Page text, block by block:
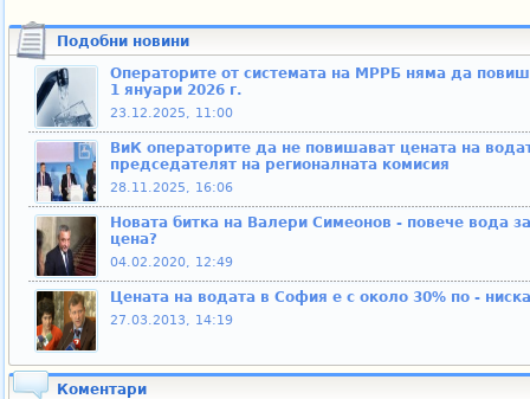
Подобни новини
Операторите от системата на МРРБ няма да
1 януари 2026 г.
23.12.2025, 11:00
ВиК операторите да не повишават цената на
председателят на регионалната комисия
28.11.2025, 16:06
Новата битка на Валери Симеонов - повече вода
цена?
04.02.2020, 12:49
Цената на водата в София е с около 30% по -
27.03.2013, 14:19
Коментари